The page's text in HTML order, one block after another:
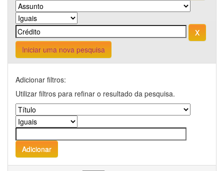
Iniciar uma nova pesquisa
Adicionar filtros:
Utilizar filtros para refinar o resultado da pesquisa.